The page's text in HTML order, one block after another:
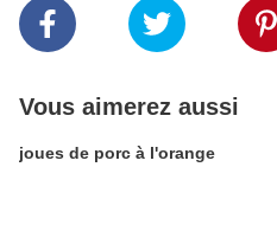
Vous aimerez aussi
joues de porc à l'orange